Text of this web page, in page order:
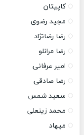
کاپیتان
مجید رضوی
رضا رضانژاد
رضا مرانلو
امیر عرفانی
رضا صادقی
سعید شمس
محمد زینعلی
میهاد